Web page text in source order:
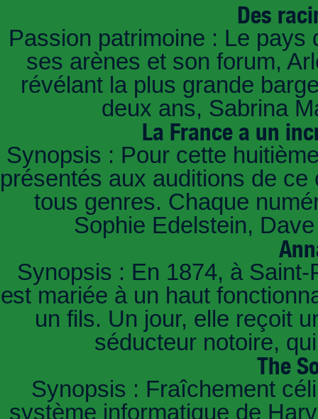
Des
Passion patrimoine : Le pays
ses arènes et son forum,
révélant la plus grande
deux ans, Sabrina
La France a un
Synopsis : Pour cette
présentés aux auditions de
tous genres. Chaque
Sophie Edelstein,
Synopsis : En 1874, à
est mariée à un haut
un fils. Un jour, elle reçoit
séducteur notoire,
The
Synopsis : Fraîchement
système informatique de